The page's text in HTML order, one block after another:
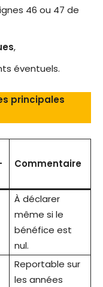
46 ou 47 de
,
éventuels.
principales
Commentaire
À déclarer
même si le
bénéfice est
nul.
Reportable sur
les années